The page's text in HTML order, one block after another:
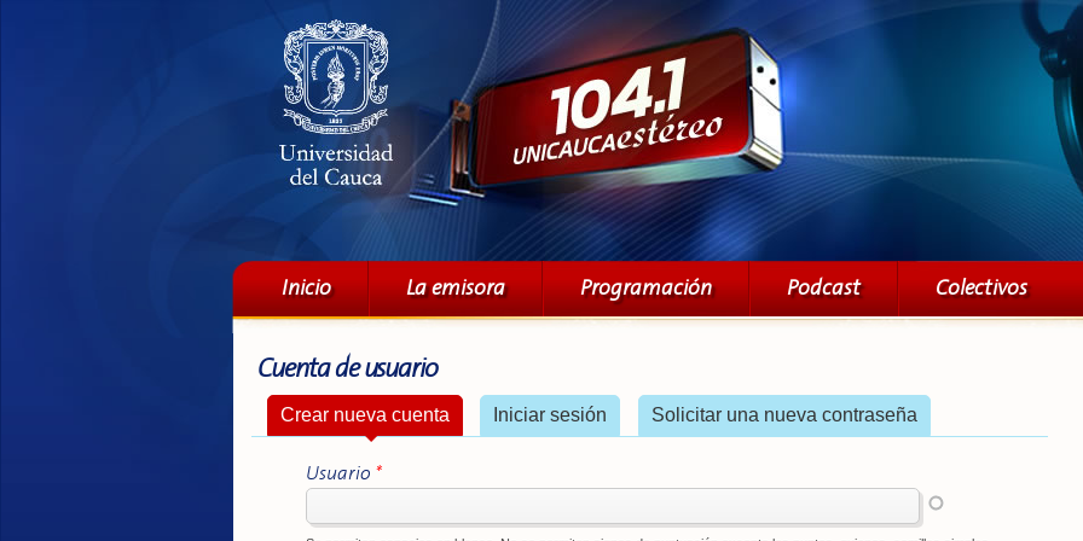
contenido
principal
Menú principal
Inicio La emisora Programación Podcast Colectivos
Cuenta de usuario
Solapas principales
Crear nueva cuenta (solapa activa)
Iniciar sesión Solicitar una nueva contraseña
Usuario *